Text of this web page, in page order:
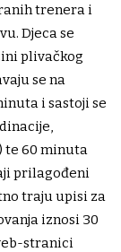
trenera i
Djeca se
plivačkog
se na
i sastoji se
te 60 minuta
prilagođeni
traju upisi za
iznosi 30
stranici